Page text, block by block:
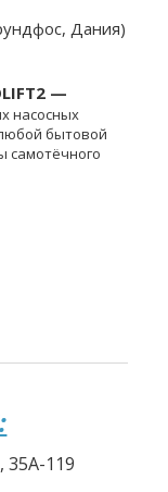
Дания)
—
насосных
бытовой
самотёчного
:
35А-119